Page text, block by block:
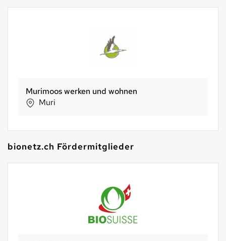
Vollkornbäckerei Scharrenberg
Oetwil am See
bionetz.ch Fördermitglieder